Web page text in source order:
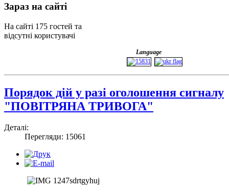
Зараз на сайті
На сайті 175 гостей та
відсутні користувачі
Language
Порядок дій у разі оголошення сигналу
"ПОВІТРЯНА ТРИВОГА"
Деталі:
Перегляди: 15061